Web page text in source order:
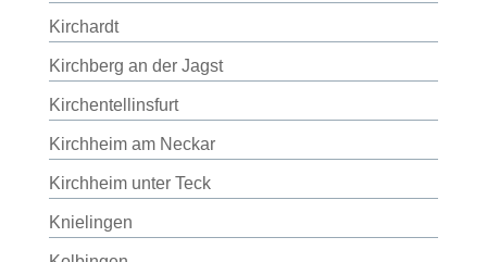
Kirchardt
Kirchberg an der Jagst
Kirchentellinsfurt
Kirchheim am Neckar
Kirchheim unter Teck
Knielingen